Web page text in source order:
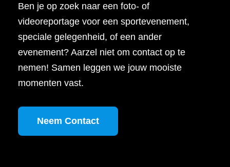
Ben je op zoek naar een foto- of
videoreportage voor een sportevenement,
speciale gelegenheid, of een ander
evenement? Aarzel niet om contact op te
nemen! Samen leggen we jouw mooiste
momenten vast.
Neem Contact